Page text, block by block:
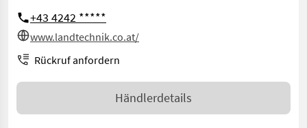
+43 4242 *****
www.landtechnik.co.at/
Rückruf anfordern
Händlerdetails